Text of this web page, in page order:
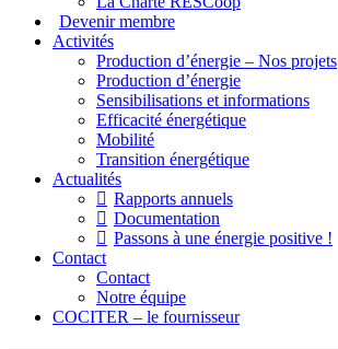
Devenir membre
Activités
Production d’énergie – Nos projets
Production d’énergie
Sensibilisations et informations
Efficacité énergétique
Mobilité
Transition énergétique
Actualités
Rapports annuels
Documentation
Passons à une énergie positive !
Contact
Contact
Notre équipe
COCITER – le fournisseur